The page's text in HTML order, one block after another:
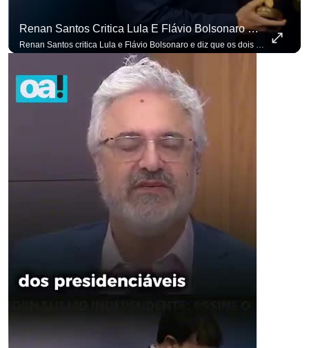
Renan Santos Critica Lula E Flávio Bolsonaro E Diz Que Os Dois São Lados Da Mesma Moeda.
Renan Santos critica Lula e Flávio Bolsonaro e diz que os dois são lados da mesma moeda. #OAntagonista Se você busca informação com credibilidade, inscreva-se agora e ative o